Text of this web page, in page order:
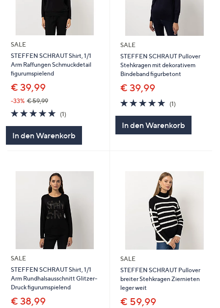
SALE
STEFFEN SCHRAUT Shirt, 1/1
Arm Raffungen Schmuckdetail
figurumspielend
€ 39,99
-33% € 59,99
5.0
von
5
(1)
In den Warenkorb
SALE
STEFFEN SCHRAUT Pullover
Stehkragen mit dekorativem
Bindeband figurbetont
€ 39,99
5.0
von
5
(1)
In den Warenkorb
SALE
STEFFEN SCHRAUT Shirt, 1/1
Arm Rundhalsausschnitt Glitzer-
Druck figurumspielend
€ 38,99
SALE
STEFFEN SCHRAUT Pullover
breiter Stehkragen Ziernieten
leger weit
€ 59,99